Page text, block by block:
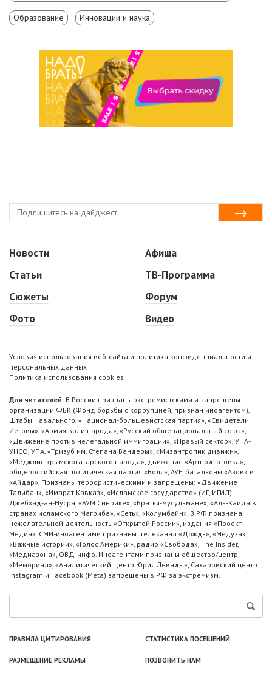
Образование Инновации и наука
Новости
Статьи
Сюжеты
Фото
Афиша
ТВ-Программа
Форум
Видео
Условия использования веб-сайта и политика конфиденциальности и
персональных данных
Политика использования cookies
Для читателей: В России признаны экстремистскими и запрещены
организации ФБК (Фонд борьбы с коррупцией, признан иноагентом),
Штабы Навального, «Национал-большевистская партия», «Свидетели
Иеговы», «Армия воли народа», «Русский общенациональный союз»,
«Движение против нелегальной иммиграции», «Правый сектор», УНА-
УНСО, УПА, «Тризуб им. Степана Бандеры», «Мизантропик дивижн»,
«Меджлис крымскотатарского народа», движение «Артподготовка»,
общероссийская политическая партия «Воля», АУЕ, батальоны «Азов» и
«Айдар». Признаны террористическими и запрещены: «Движение
Талибан», «Имарат Кавказ», «Исламское государство» (ИГ, ИГИЛ),
Джебхад-ан-Нусра, «АУМ Синрике», «Братья-мусульмане», «Аль-Каида в
странах исламского Магриба», «Сеть», «Колумбайн». В РФ признана
нежелательной деятельность «Открытой России», издания «Проект
Медиа». СМИ-иноагентами признаны: телеканал «Дождь», «Медуза»,
«Важные истории», «Голос Америки», радио «Свобода», The Insider,
«Медиазона», ОВД-инфо. Иноагентами признаны общество/центр
«Мемориал», «Аналитический Центр Юрия Левады», Сахаровский центр.
Instagram и Facebook (Metа) запрещены в РФ за экстремизм.
ПРАВИЛА ЦИТИРОВАНИЯ СТАТИСТИКА ПОСЕЩЕНИЙ
РАЗМЕЩЕНИЕ РЕКЛАМЫ ПОЗВОНИТЬ НАМ